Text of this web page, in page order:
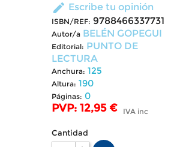
edit Escribe tu opinión
ISBN/REF: 9788466337731
Autor/a BELÉN GOPEGUI
Editorial: PUNTO DE
LECTURA
Anchura: 125
Altura: 190
Páginas: 0
PVP: 12,95 € IVA inc
Cantidad